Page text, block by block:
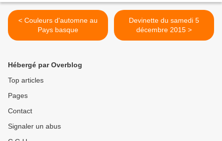
< Couleurs d'automne au
Pays basque
Devinette du samedi 5
décembre 2015 >
Hébergé par Overblog
Top articles
Pages
Contact
Signaler un abus